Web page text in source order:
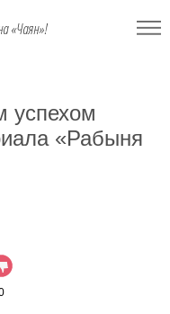
«Чаян»!
успехом
«Рабыня